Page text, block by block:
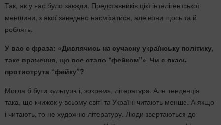
Так, як у нас було завжди. Представників цієї інтелігентської
меншини, з якої заведено насміхатися, але вони щось та й
роблять.
У вас є фраза: «Дивлячись на сучасну українську політику,
таке враження, що все стало “фейком”». Чи є якась
протиотрута “фейку”?
Могла б бути культура і, зокрема, література. Але тенденція
така, що книжок у всьому світі та Україні читають менше. А якщо
і читають, то не художню літературу. Люди звертаються до